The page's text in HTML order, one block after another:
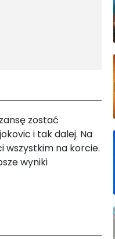
zostać
i tak dalej. Na
wszystkim na korcie.
wyniki